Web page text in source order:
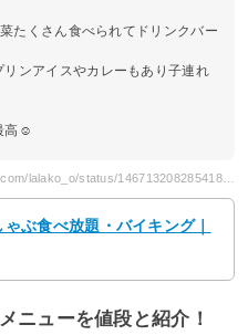
たくさん食べられてドリンクバー
リンアイスやカレーもあり子連れ
高☺️
引用元: https://twitter.com/lalako_o/status/1467132082854182913
ぶ食べ放題・バイキング｜
ニューを値段と紹介！